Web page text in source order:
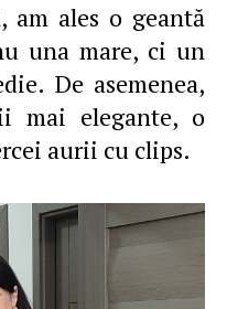
ales o geantă
una mare, ci un
De asemenea,
mai elegante, o
aurii cu clips.